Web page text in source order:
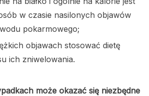
w czasie nasilonych objawów
pokarmowego;
objawach stosować dietę
ich zniwelowania.
może okazać się niezbędne